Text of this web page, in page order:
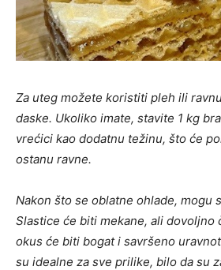
Za uteg možete koristiti pleh ili
daske. Ukoliko imate, stavite 1 kg
vrećici kao dodatnu težinu, što će
ostanu ravne.
Nakon što se oblatne ohlade, mogu
Slastice će biti mekane, ali dovoljno
okus će biti bogat i savršeno
su idealne za sve prilike, bilo da su